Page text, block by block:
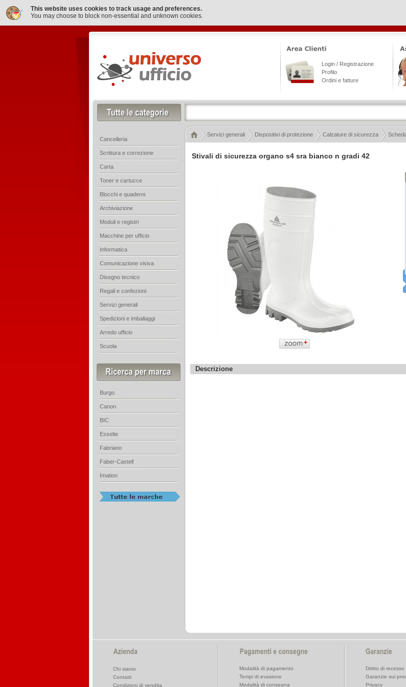
This website uses cookies to track usage and preferences.
You may choose to block non-essential and unknown cookies.
Stivali di sicurezza organo s4 sra bianco n gradi 42
Descrizione
Login / Registrazione
Profilo
Ordini e fatture
Servizi generali Dispositivi di protezione Calzature di sicurezza
Cancelleria
Scrittura e correzione
Carta
Toner e cartucce
Blocchi e quaderni
Archiviazione
Moduli e registri
Macchine per ufficio
Informatica
Comunicazione visiva
Disegno tecnico
Regali e confezioni
Servizi generali
Spedizioni e imballaggi
Arredo ufficio
Scuola
Burgo
Canon
BIC
Esselte
Fabriano
Faber-Castell
Imation
Chi siamo
Contatti
Condizioni di vendita
Modalità di pagamento
Tempi di evasione
Modalità di consegna
Diritto di recesso
Garanzie sui
Privacy